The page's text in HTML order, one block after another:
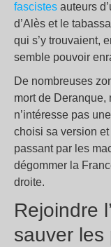
fascistes auteurs
d’Alès et le
qui s’y trouvaient,
semble pouvoir
De nombreuses
mort de Deranque,
n’intéresse pas
choisi sa version
passant par les
dégommer la
droite.
Rejoindre
sauver les